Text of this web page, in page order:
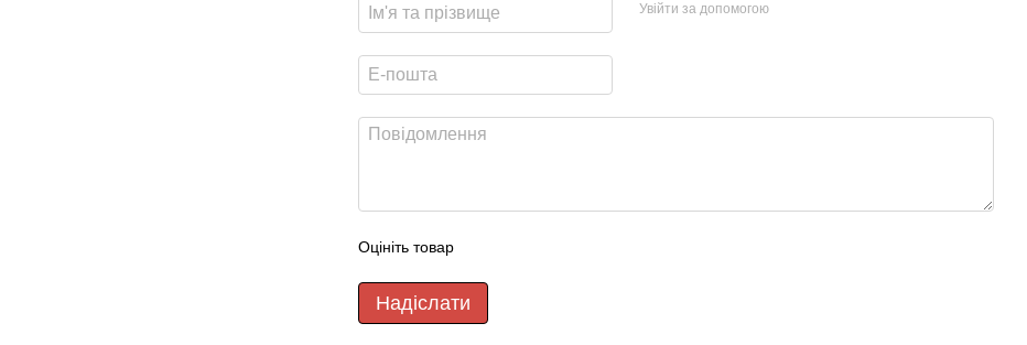
Увійти за допомогою
Оцініть товар
Надіслати